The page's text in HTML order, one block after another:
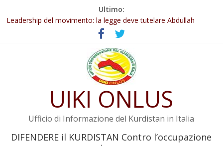
Ultimo:
Abdullah Öcalan: Le legge negativa deve essere trasformata in
legge positiva
Leadership del movimento: la legge deve tutelare Abdullah
Commissione donne del KNK: Şengal è di nuovo sotto minaccia
Non tenere conto della situazione di Rêber Apo ostacolerebbe
Il KNK chiede un’azione internazionale contro i crimini di guerra
UIKI ONLUS
Ufficio di Informazione del Kurdistan in Italia
DIFENDERE il KURDISTAN Contro l’occupazione